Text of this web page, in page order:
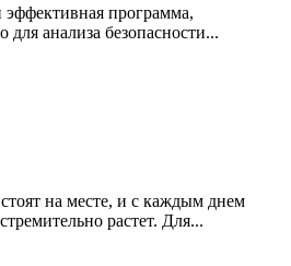
эффективная программа,
для анализа безопасности...
на месте, и с каждым днем
растет. Для...